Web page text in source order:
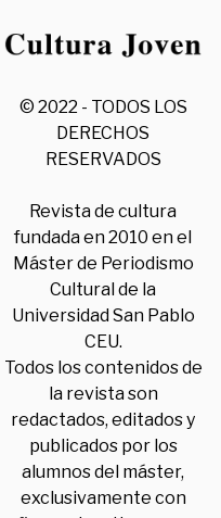
© 2022 - TODOS LOS
DERECHOS
RESERVADOS
Revista de cultura
fundada en 2010 en el
Máster de Periodismo
Cultural de la
Universidad San Pablo
CEU.
Todos los contenidos de
la revista son
redactados, editados y
publicados por los
alumnos del máster,
exclusivamente con